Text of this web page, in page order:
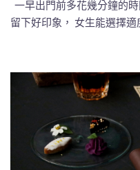
一早出門前多花幾分鐘的
留下好印象， 女生能選擇